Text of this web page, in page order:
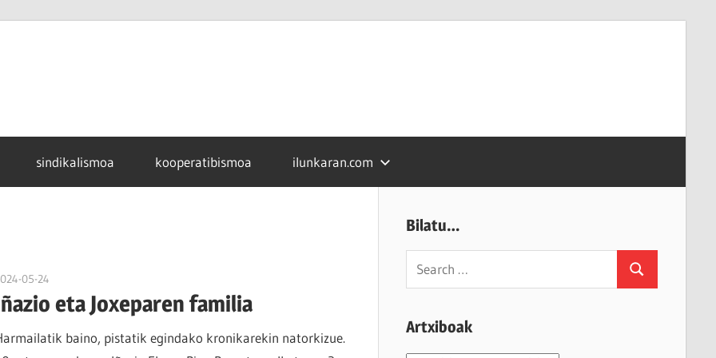
sindikalismoa kooperatibismoa ilunkaran.com
05-24
eta Joxeparen familia
baino, pistatik egindako kronikarekin natorkizue.
Bilatu…
Search
for:
Search
Artxiboak